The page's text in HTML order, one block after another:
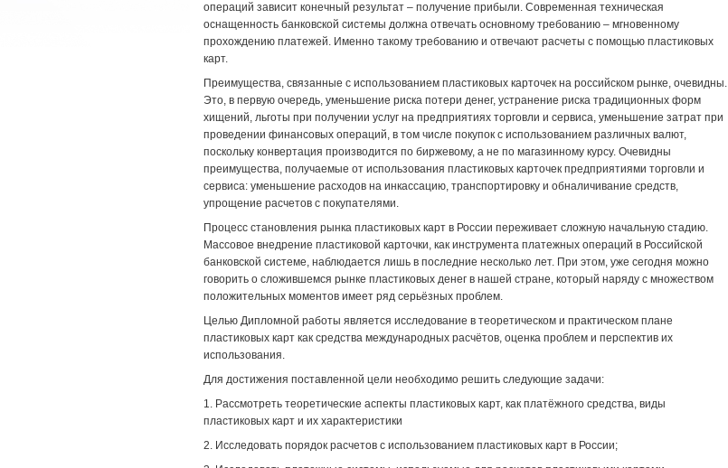
операций зависит конечный результат – получение прибыли. Современная техническая
оснащенность банковской системы должна отвечать основному требованию – мгновенному
прохождению платежей. Именно такому требованию и отвечают расчеты с помощью пластиковых
карт.
Преимущества, связанные с использованием пластиковых карточек на российском рынке, очевидны.
Это, в первую очередь, уменьшение риска потери денег, устранение риска традиционных форм
хищений, льготы при получении услуг на предприятиях торговли и сервиса, уменьшение затрат при
проведении финансовых операций, в том числе покупок с использованием различных валют,
поскольку конвертация производится по биржевому, а не по магазинному курсу. Очевидны
преимущества, получаемые от использования пластиковых карточек предприятиями торговли и
сервиса: уменьшение расходов на инкассацию, транспортировку и обналичивание средств,
упрощение расчетов с покупателями.
Процесс становления рынка пластиковых карт в России переживает сложную начальную стадию.
Массовое внедрение пластиковой карточки, как инструмента платежных операций в Российской
банковской системе, наблюдается лишь в последние несколько лет. При этом, уже сегодня можно
говорить о сложившемся рынке пластиковых денег в нашей стране, который наряду с множеством
положительных моментов имеет ряд серьёзных проблем.
Целью Дипломной работы является исследование в теоретическом и практическом плане
пластиковых карт как средства международных расчётов, оценка проблем и перспектив их
использования.
Для достижения поставленной цели необходимо решить следующие задачи:
1. Рассмотреть теоретические аспекты пластиковых карт, как платёжного средства, виды
пластиковых карт и их характеристики
2. Исследовать порядок расчетов с использованием пластиковых карт в России;